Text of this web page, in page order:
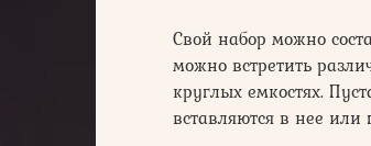
Свой набор можно
можно встретить
круглых емкостях.
вставляются в нее